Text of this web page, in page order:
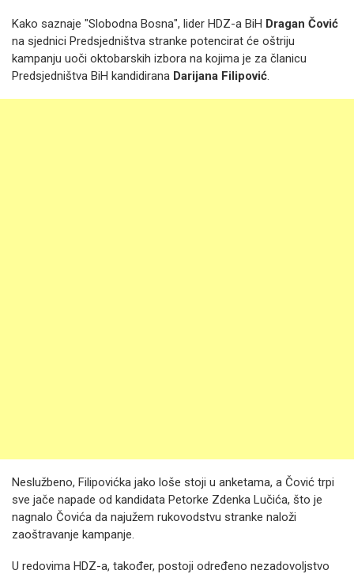
Kako saznaje "Slobodna Bosna", lider HDZ-a BiH Dragan Čović
na sjednici Predsjedništva stranke potencirat će oštriju
kampanju uoči oktobarskih izbora na kojima je za članicu
Predsjedništva BiH kandidirana Darijana Filipović.
Neslužbeno, Filipovićka jako loše stoji u anketama, a Čović trpi
sve jače napade od kandidata Petorke Zdenka Lučića, što je
nagnalo Čovića da najužem rukovodstvu stranke naloži
zaoštravanje kampanje.
U redovima HDZ-a, također, postoji određeno nezadovoljstvo